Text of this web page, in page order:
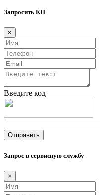
Запросить КП
×
Введите код
Запрос в сервисную службу
×